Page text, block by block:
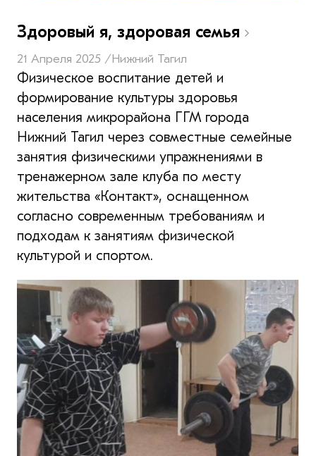
Здоровый я, здоровая семья
21 Апреля 2025 /Нижний Тагил
Физическое воспитание детей и
формирование культуры здоровья
населения микрорайона ГГМ города
Нижний Тагил через совместные семейные
занятия физическими упражнениями в
тренажерном зале клуба по месту
жительства «Контакт», оснащенном
согласно современным требованиям и
подходам к занятиям физической
культурой и спортом.